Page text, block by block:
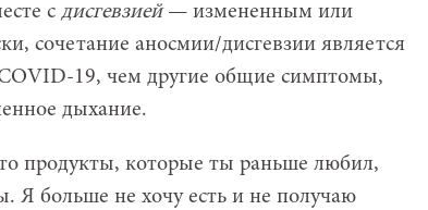
с дисгевзией— измененным или
сочетание аносмии/дисгевзии является
19, чем другие общие симптомы,
дыхание.
продукты, которые ты раньше любил,
Я больше не хочу есть и не получаю